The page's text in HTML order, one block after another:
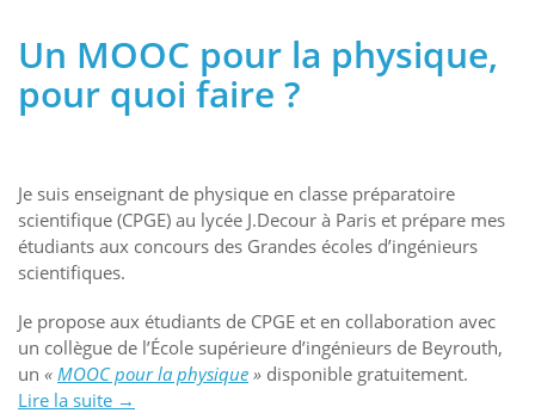
Un MOOC pour la physique,
pour quoi faire ?
Je suis enseignant de physique en classe préparatoire
scientifique (CPGE) au lycée J.Decour à Paris et prépare mes
étudiants aux concours des Grandes écoles d’ingénieurs
scientifiques.
Je propose aux étudiants de CPGE et en collaboration avec
un collègue de l’École supérieure d’ingénieurs de Beyrouth,
un « MOOC pour la physique » disponible gratuitement.
Lire la suite « Un
→